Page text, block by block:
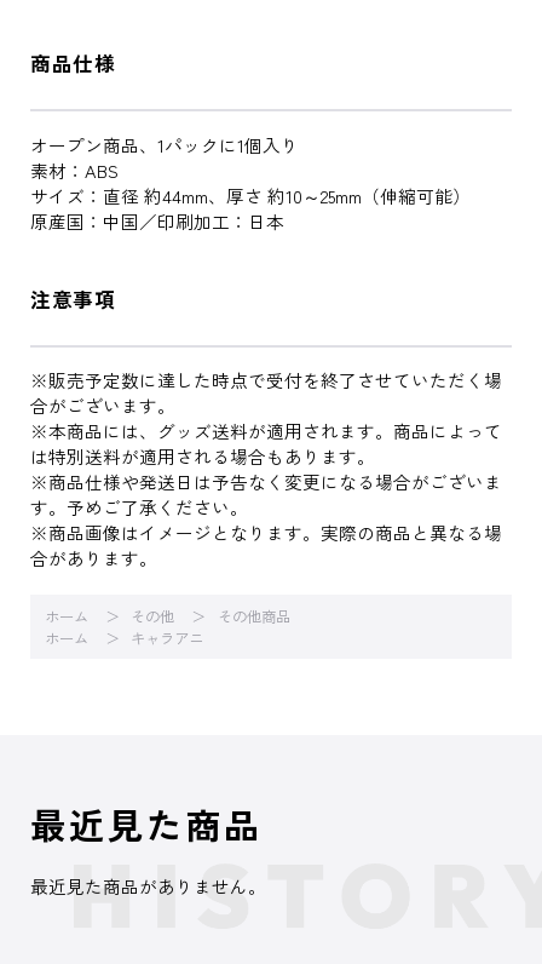
商品仕様
オープン商品、1パックに1個入り
素材：ABS
サイズ：直径 約44mm、厚さ 約10～25mm（伸縮可能）
原産国：中国／印刷加工：日本
注意事項
※販売予定数に達した時点で受付を終了させていただく場
合がございます。
※本商品には、グッズ送料が適用されます。商品によって
は特別送料が適用される場合もあります。
※商品仕様や発送日は予告なく変更になる場合がございま
す。予めご了承ください。
※商品画像はイメージとなります。実際の商品と異なる場
合があります。
ホーム その他
その他商品
ホーム
キャラアニ
最近見た商品
最近見た商品がありません。